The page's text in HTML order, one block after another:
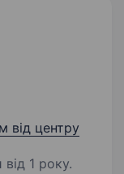
від центру
1 року.